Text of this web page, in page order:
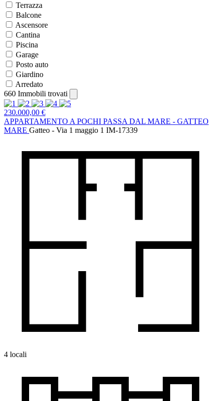
Terrazza
Balcone
Ascensore
Cantina
Piscina
Garage
Posto auto
Giardino
Arredato
660 Immobili trovati
230.000,00 €
APPARTAMENTO A POCHI PASSA DAL MARE - GATTEO
MARE Gatteo - Via 1 maggio 1 IM-17339
4 locali